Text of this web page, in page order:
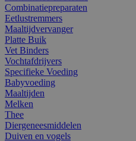
Combinatiepreparaten
Eetlustremmers
Maaltijdvervanger
Platte Buik
Vet Binders
Vochtafdrijvers
Specifieke Voeding
Babyvoeding
Maaltijden
Melken
Thee
Diergeneesmiddelen
Duiven en vogels